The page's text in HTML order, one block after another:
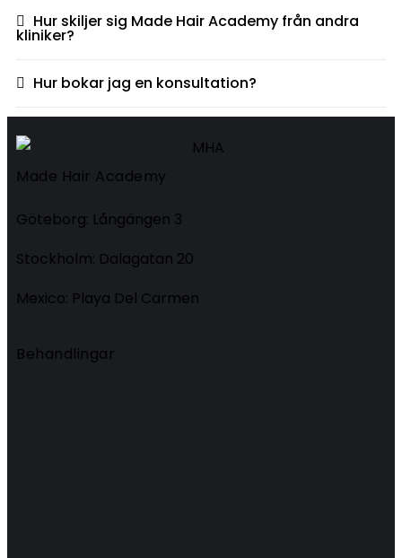
Hur skiljer sig Made Hair Academy från andra
kliniker?
Hur bokar jag en konsultation?
Made Hair Academy
Göteborg: Långängen 3
Stockholm: Dalagatan 20
Mexico: Playa Del Carmen
Behandlingar